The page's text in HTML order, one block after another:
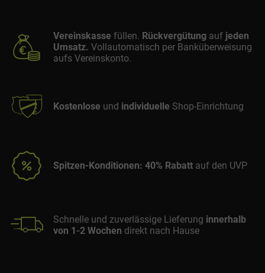
Vereinskasse füllen. Rückvergütung auf jeden
Umsatz. Vollautomatisch per Banküberweisung
aufs Vereinskonto.
Kostenlose und individuelle Shop-Einrichtung
Spitzen-Konditionen: 40% Rabatt auf den UVP
Schnelle und zuverlässige Lieferung innerhalb
von 1-2 Wochen direkt nach Hause